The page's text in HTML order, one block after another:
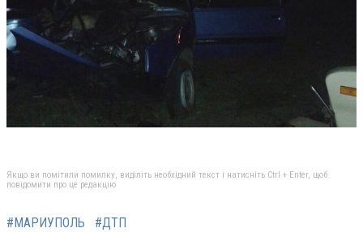
Якщо ви помітили помилку, виділіть необхідний текст і натисніть Ctrl + Enter, щоб
повідомити про це редакцію
#МАРИУПОЛЬ #ДТП